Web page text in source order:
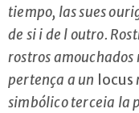
tiempo, las sues
de si i de l outro.
rostros
pertença a un locus
simbólico terceia la